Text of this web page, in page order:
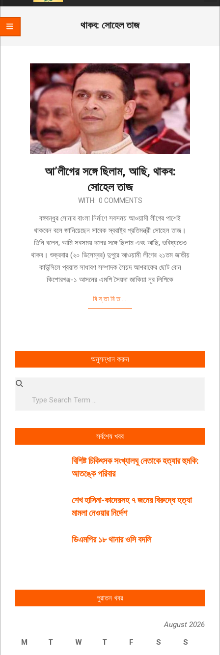
থাকব: সোহেল তাজ
আ’লীগের সঙ্গে ছিলাম, আছি, থাকব:
সোহেল তাজ
WITH: 0 COMMENTS
বঙ্গবন্ধুর সোনার বাংলা নির্মাণে সবসময় আওয়ামী লীগের পাশেই
থাকবেন বলে জানিয়েছেন সাবেক স্বরাষ্ট্র প্রতিমন্ত্রী সোহেল তাজ।
তিনি বলেন, আমি সবসময় দলের সঙ্গে ছিলাম এবং আছি, ভবিষ্যতেও
থাকব। শুক্রবার (২০ ডিসেম্বর) দুপুরে আওয়ামী লীগের ২১তম জাতীয়
কাউন্সিলে প্রয়াত সাধারণ সম্পাদক সৈয়দ আশরাফের ছোট বোন
কিশোরগঞ্জ-১ আসনের এমপি সৈয়দা জাকিয়া নূর লিপিকে
বিস্তারিত..
অনুসন্ধান করুন
Search
সর্বশেষ খবর
বিশিষ্ট চিকিৎসক সংখ্যালঘু নেতাকে হত্যার হুমকি:
আতঙ্কে পরিবার
শেখ হাসিনা-কাদেরসহ ৭ জনের বিরুদ্ধে হত্যা
মামলা নেওয়ার নির্দেশ
ডিএমপির ১৮ থানার ওসি বদলি
পুরাতন খবর
August 2026
M
T W T F S S